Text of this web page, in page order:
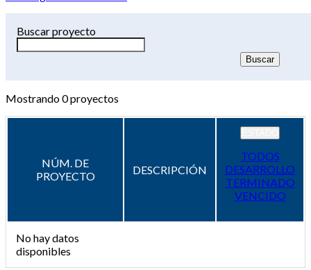
Buscar proyecto
Mostrando0proyectos
NÚM. DE
PROYECTO
DESCRIPCIÓN
TODOS
DESARROLLO
TERMINADO
VENCIDO
No hay datos
disponibles